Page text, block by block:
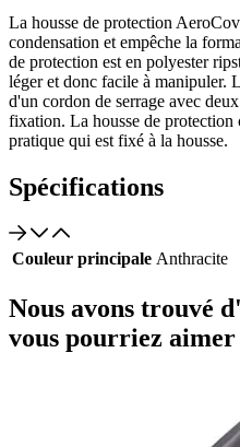
La housse de protection
condensation et empêche la
de protection est en polyester
léger et donc facile à manipuler.
d'un cordon de serrage avec
fixation. La housse de protection
pratique qui est fixé à la housse.
Spécifications
Couleur principale Anthracite
Nous avons trouvé
vous pourriez aimer